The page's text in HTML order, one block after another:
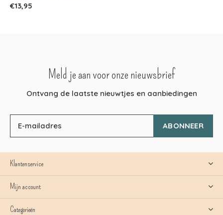
€13,95
Meld je aan voor onze nieuwsbrief
Ontvang de laatste nieuwtjes en aanbiedingen
ABONNEER
Klantenservice
Mijn account
Categorieën